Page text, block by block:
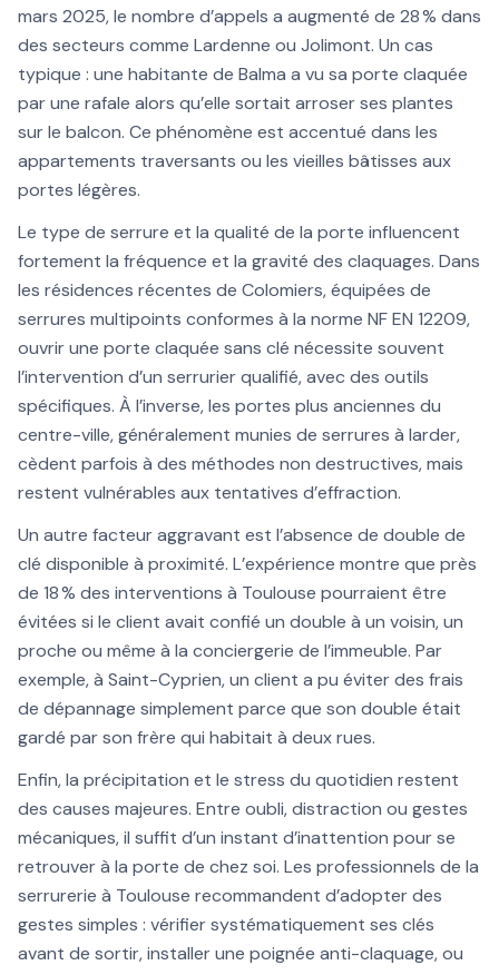
mars 2025, le nombre d’appels a augmenté de 28 % dans
des secteurs comme Lardenne ou Jolimont. Un cas
typique : une habitante de Balma a vu sa porte claquée
par une rafale alors qu’elle sortait arroser ses plantes
sur le balcon. Ce phénomène est accentué dans les
appartements traversants ou les vieilles bâtisses aux
portes légères.
Le type de serrure et la qualité de la porte influencent
fortement la fréquence et la gravité des claquages. Dans
les résidences récentes de Colomiers, équipées de
serrures multipoints conformes à la norme NF EN 12209,
ouvrir une porte claquée sans clé nécessite souvent
l’intervention d’un serrurier qualifié, avec des outils
spécifiques. À l’inverse, les portes plus anciennes du
centre-ville, généralement munies de serrures à larder,
cèdent parfois à des méthodes non destructives, mais
restent vulnérables aux tentatives d’effraction.
Un autre facteur aggravant est l’absence de double de
clé disponible à proximité. L’expérience montre que près
de 18 % des interventions à Toulouse pourraient être
évitées si le client avait confié un double à un voisin, un
proche ou même à la conciergerie de l’immeuble. Par
exemple, à Saint-Cyprien, un client a pu éviter des frais
de dépannage simplement parce que son double était
gardé par son frère qui habitait à deux rues.
Enfin, la précipitation et le stress du quotidien restent
des causes majeures. Entre oubli, distraction ou gestes
mécaniques, il suffit d’un instant d’inattention pour se
retrouver à la porte de chez soi. Les professionnels de la
serrurerie à Toulouse recommandent d’adopter des
gestes simples : vérifier systématiquement ses clés
avant de sortir, installer une poignée anti-claquage, ou